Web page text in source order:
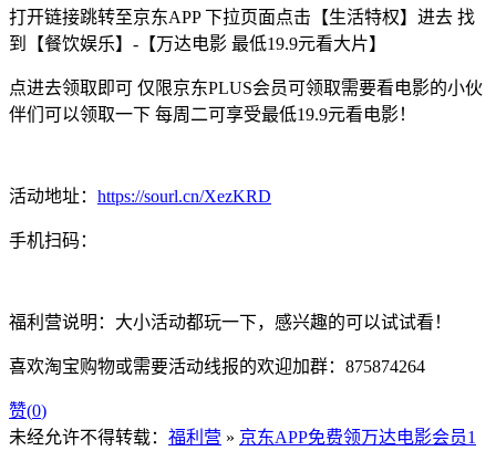
打开链接跳转至京东APP 下拉页面点击【生活特权】进去 找
到【餐饮娱乐】-【万达电影 最低19.9元看大片】
点进去领取即可 仅限京东PLUS会员可领取需要看电影的小伙
伴们可以领取一下 每周二可享受最低19.9元看电影！
活动地址： https://sourl.cn/XezKRD
手机扫码：
福利营说明：大小活动都玩一下，感兴趣的可以试试看！
喜欢淘宝购物或需要活动线报的欢迎加群：875874264
赞(0)
未经允许不得转载： 福利营 » 京东APP免费领万达电影会员1